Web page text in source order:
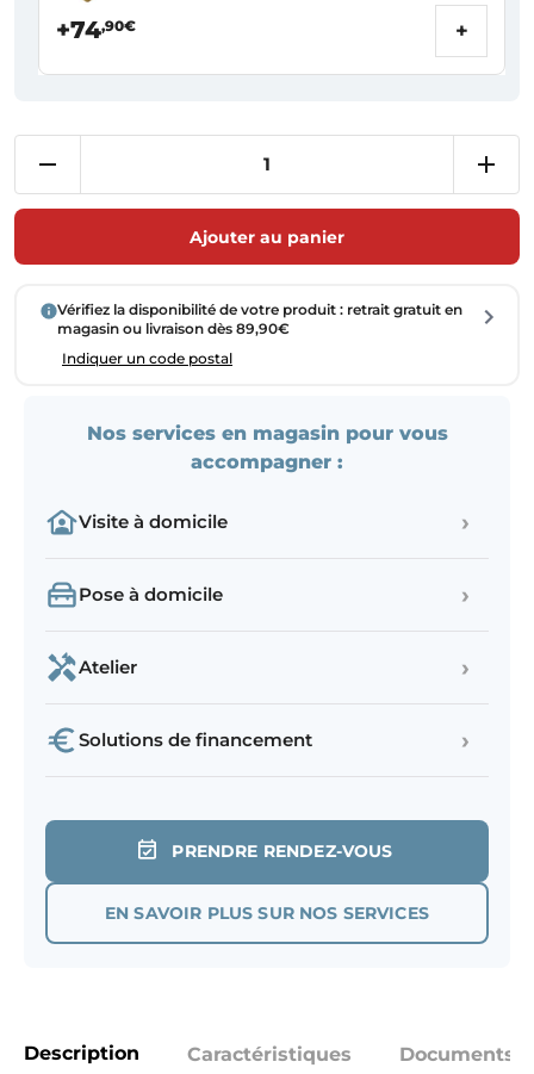
+74,90€ +
Ajouter au panier
Vérifiez la disponibilité de votre produit : retrait gratuit en
magasin ou livraison dès 89,90€
Indiquer un code postal
Nos services en magasin pour vous
accompagner :
Visite à domicile ›
Pose à domicile ›
Atelier ›
Solutions de financement ›
PRENDRE RENDEZ-VOUS
EN SAVOIR PLUS SUR NOS SERVICES
Description Caractéristiques Documents